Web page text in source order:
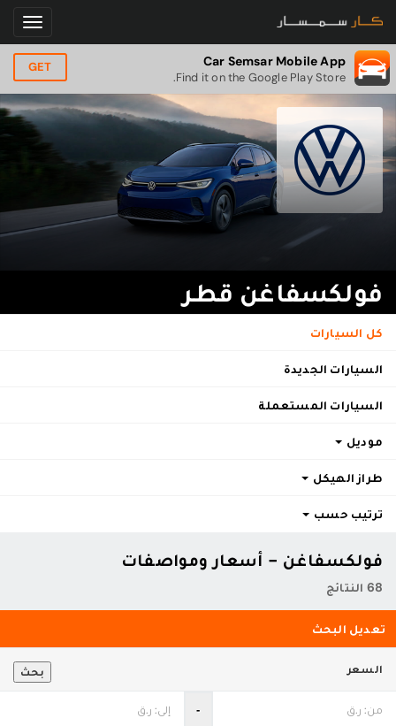
Car Semsar Mobile App
Find it on the Google Play Store.
GET
فولكسفاغن قطر
كل السيارات
السيارات الجديدة
السيارات المستعملة
موديل
طراز الهيكل
ترتيب حسب
فولكسفاغن - أسعار ومواصفات
68 النتائج
تعديل البحث
بحث السعر
‐